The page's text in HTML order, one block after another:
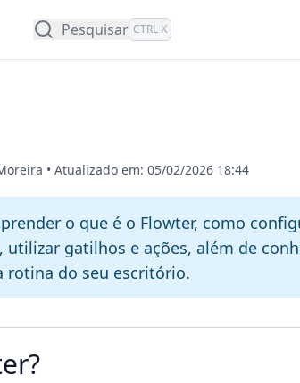
Pesquisar CTRL K
• Atualizado em: 05/02/2026 18:44
o que é o Flowter, como
gatilhos e ações, além de
rotina do seu escritório.